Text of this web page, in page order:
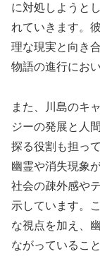
に対処しようと
れていきます。
理な現実と向き
物語の進行にお
また、川島のキ
ジーの発展と人
探る役割も担っ
幽霊や消失現象
社会の疎外感や
示しています。
な視点を加え、
ながっているこ